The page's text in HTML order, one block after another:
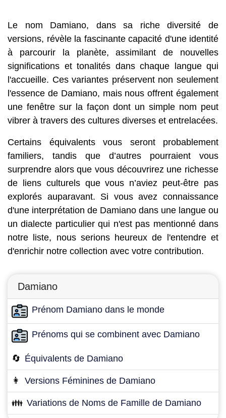
Le nom Damiano, dans sa riche diversité de
versions, révèle la fascinante capacité d'une identité
à parcourir la planète, assimilant de nouvelles
significations et tonalités dans chaque langue qui
l'accueille. Ces variantes préservent non seulement
l'essence de Damiano, mais nous offrent également
une fenêtre sur la façon dont un simple nom peut
vibrer à travers des cultures diverses et entrelacées.
Certains équivalents vous seront probablement
familiers, tandis que d’autres pourraient vous
surprendre alors que vous découvrirez une richesse
de liens culturels que vous n’aviez peut-être pas
explorés auparavant. Si vous avez connaissance
d'une interprétation de Damiano dans une langue ou
un dialecte particulier qui n'est pas mentionné dans
notre liste, nous serions heureux de l'entendre et
d'enrichir notre collection avec votre contribution.
Damiano
Prénom Damiano dans le monde
Prénoms qui se combinent avec Damiano
🔄 Équivalents de Damiano
👩 Versions Féminines de Damiano
👪 Variations de Noms de Famille de Damiano